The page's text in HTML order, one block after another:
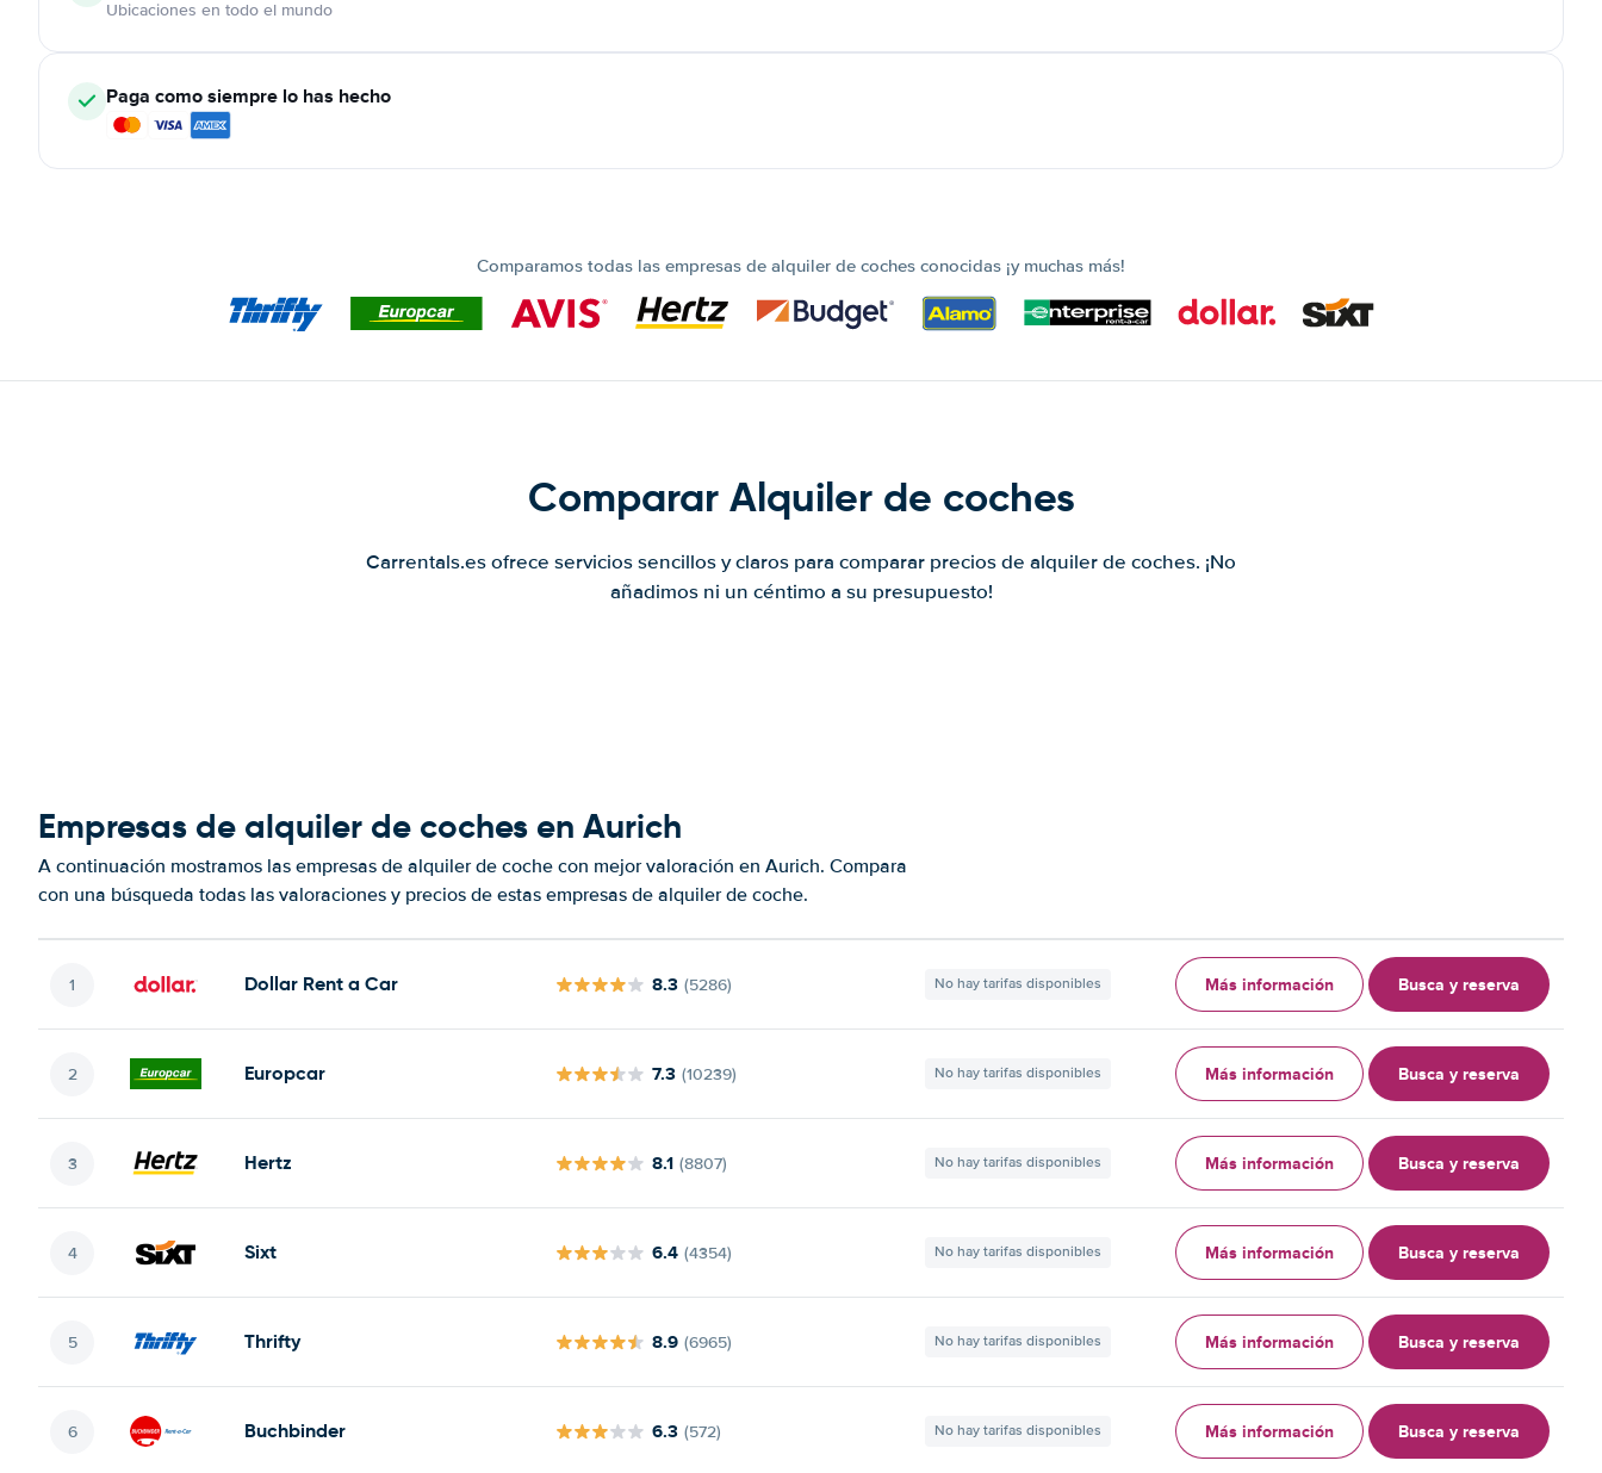
Ubicaciones en todo el mundo
Paga como siempre lo has hecho
Comparamos todas las empresas de alquiler de coches conocidas ¡y muchas más!
Comparar Alquiler de coches
Carrentals.es ofrece servicios sencillos y claros para comparar precios de alquiler de coches. ¡No
añadimos ni un céntimo a su presupuesto!
Empresas de alquiler de coches en Aurich
A continuación mostramos las empresas de alquiler de coche con mejor valoración en Aurich. Compara
con una búsqueda todas las valoraciones y precios de estas empresas de alquiler de coche.
Dollar Rent a Car 8.3 (5286) No hay tarifas disponibles Más información Busca y reserva
Europcar 7.3 (10239) No hay tarifas disponibles Más información Busca y reserva
Hertz 8.1 (8807) No hay tarifas disponibles Más información Busca y reserva
Sixt 6.4 (4354) No hay tarifas disponibles Más información Busca y reserva
Thrifty 8.9 (6965) No hay tarifas disponibles Más información Busca y reserva
Buchbinder 6.3 (572) No hay tarifas disponibles Más información Busca y reserva